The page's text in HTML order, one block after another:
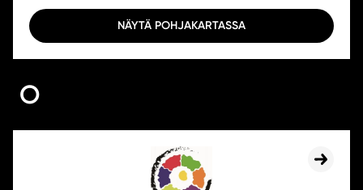
NÄYTÄ POHJAKARTASSA
O